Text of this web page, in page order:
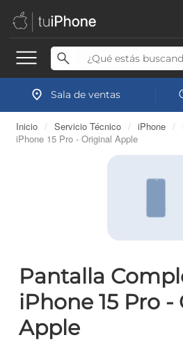
Sala de ventas
Inicio / Servicio Técnico / iPhone /
iPhone 15 Pro - Original Apple
Pantalla
iPhone 15 Pro
Apple